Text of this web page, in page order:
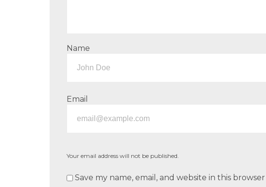
Name
Email
Your email address will not be published.
Save my name, email, and website in this